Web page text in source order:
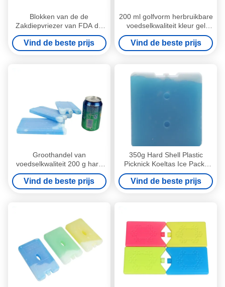
Blokken van de de
Zakdiepvriezer van FDA de
Harde Plastic Opnieuw te
gebruiken Koele voor
Bevroren Voedsel
Vind de beste prijs
200 ml golfvorm herbruikbare
voedselkwaliteit kleur gel
ijsdoos voor kinderen
lunchzakjes voor voedsel
bevroren
Vind de beste prijs
Groothandel van
voedselkwaliteit 200 g hard
gelaatblok voor lunchdoos
voor diepgevroren voedsel
Vind de beste prijs
350g Hard Shell Plastic
Picknick Koeltas Ice Packs
Vriezer Ice Bricks
Vind de beste prijs